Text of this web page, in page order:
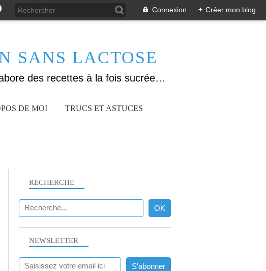
Connexion + Créer mon blog
SANS LACTOSE
Allergique au gluten, lactose (et caséine) et passionnée de cuisine, j'élabore des recettes à la fois sucrées et salées. Ayant plusieurs maladies auto immunes, j'essaie de proposer des recettes un maximum IG Bas, en portant une attention particulière sur les aliments utilisés (apports, vitamines, nutriments..). Je fais également bcp de sport donc une bonne alimentation est primordiale!
DE MOI TRUCS ET ASTUCES
NEWSLETTER
RECHERCHE